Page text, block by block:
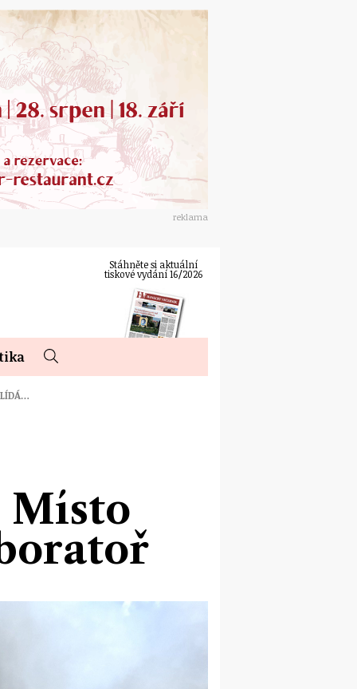
reklama
Stáhněte si aktuální
tiskové vydání 16/2026
Místo